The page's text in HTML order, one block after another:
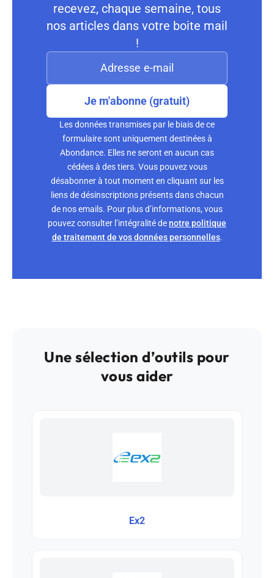
recevez, chaque semaine, tous
nos articles dans votre boite mail
!
Je m'abonne (gratuit)
Les données transmises par le biais de ce
formulaire sont uniquement destinées à
Abondance. Elles ne seront en aucun cas
cédées à des tiers. Vous pouvez vous
désabonner à tout moment en cliquant sur les
liens de désinscriptions présents dans chacun
de nos emails. Pour plus d’informations, vous
pouvez consulter l’intégralité denotre politique
de traitement de vos données personnelles.
Une sélection d’outils pour
vous aider
Ex2